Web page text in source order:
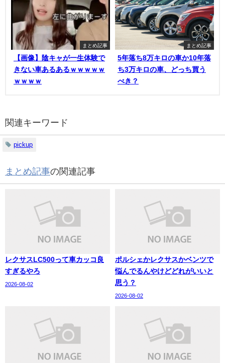
まとめ記事
【画像】陰キャが一生体験で
きない車あるあるｗｗｗｗｗ
ｗｗｗｗ
まとめ記事
5年落ち8万キロの車か10年落
ち3万キロの車、どっち買う
べき？
関連キーワード
pickup
まとめ記事の関連記事
レクサスLC500って車カッコ良
すぎるやろ
2026-08-02
ポルシェかレクサスかベンツで
悩んでるんやけどどれがいいと
思う？
2026-08-02